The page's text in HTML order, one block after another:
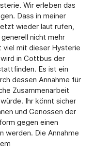
Wir erleben das
Dass in meiner
wieder laut rufen,
nicht mehr
viel mit dieser Hysterie
in Cottbus der
Es ist ein
dessen Annahme für
Zusammenarbeit
Ihr könnt sicher
und Genossen der
gegen einen
werden. Die Annahme